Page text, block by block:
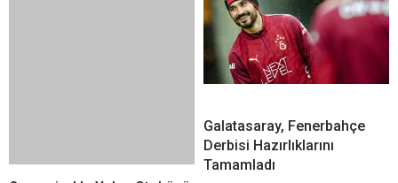
Osmaniye’de Yolcu Otobüsü
Galatasaray, Fenerbahçe
Derbisi Hazırlıklarını
Tamamladı